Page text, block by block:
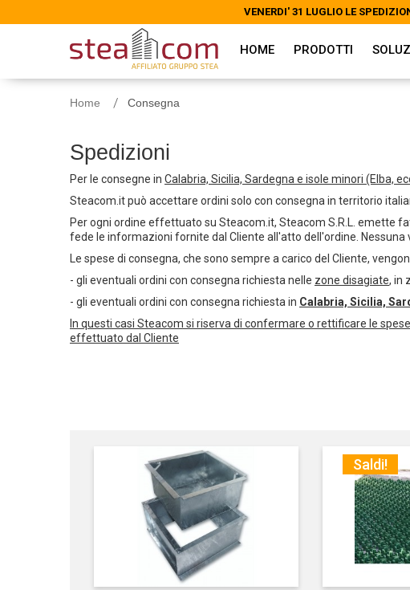
VENERDI' 31 LUGLIO LE
HOME PRODOTTI
Home Consegna
Spedizioni
Per le consegne in Calabria, Sicilia, Sardegna e isole minori (Elba,
Steacom.it può accettare ordini solo con consegna in territorio
Per ogni ordine effettuato su Steacom.it, Steacom S.R.L. emette
fede le informazioni fornite dal Cliente all'atto dell'ordine.
Le spese di consegna, che sono sempre a carico del Cliente,
- gli eventuali ordini con consegna richiesta nelle zone disagiate, in
- gli eventuali ordini con consegna richiesta in Calabria, Sicilia,
In questi casi Steacom si riserva di confermare o rettificare le
effettuato dal Cliente
Saldi!
VENERDI' 31 LUGLIO LE